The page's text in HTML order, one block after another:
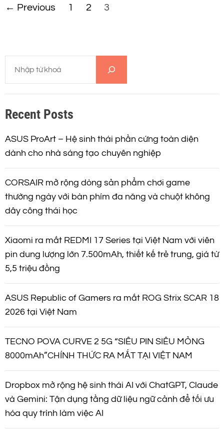
â
t
r
a
n
g
à
i
v
i
ế
t
← Previous 1 2 3
m
i
m
Recent Posts
ASUS ProArt – Hệ sinh thái phần cứng toàn diện
dành cho nhà sáng tạo chuyên nghiệp
CORSAIR mở rộng dòng sản phẩm chơi game
thường ngày với bàn phím đa năng và chuột không
dây công thái học
Xiaomi ra mắt REDMI 17 Series tại Việt Nam với viên
pin dung lượng lớn 7.500mAh, thiết kế trẻ trung, giá từ
5,5 triệu đồng
ASUS Republic of Gamers ra mắt ROG Strix SCAR 18
2026 tại Việt Nam
TECNO POVA CURVE 2 5G “SIÊU PIN SIÊU MỎNG
8000mAh”CHÍNH THỨC RA MẮT TẠI VIỆT NAM
Dropbox mở rộng hệ sinh thái AI với ChatGPT, Claude
và Gemini: Tận dụng tầng dữ liệu ngữ cảnh để tối ưu
hóa quy trình làm việc AI